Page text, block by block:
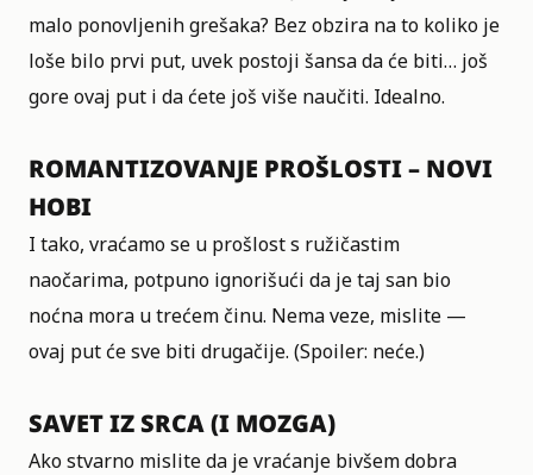
malo ponovljenih grešaka? Bez obzira na to koliko je
loše bilo prvi put, uvek postoji šansa da će biti… još
gore ovaj put i da ćete još više naučiti. Idealno.
ROMANTIZOVANJE PROŠLOSTI – NOVI
HOBI
I tako, vraćamo se u prošlost s ružičastim
naočarima, potpuno ignorišući da je taj san bio
noćna mora u trećem činu. Nema veze, mislite —
ovaj put će sve biti drugačije. (Spoiler: neće.)
SAVET IZ SRCA (I MOZGA)
Ako stvarno mislite da je vraćanje bivšem dobra